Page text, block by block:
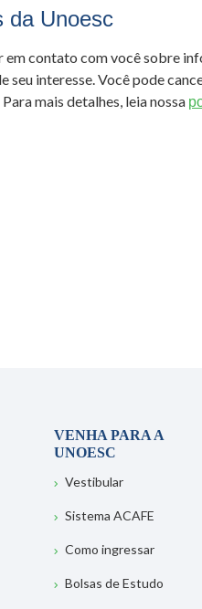
da Unoesc
em contato com você sobre
seu interesse. Você pode
mais detalhes, leia nossa
VENHA PARA A
UNOESC
Vestibular
Sistema ACAFE
Como ingressar
Bolsas de Estudo